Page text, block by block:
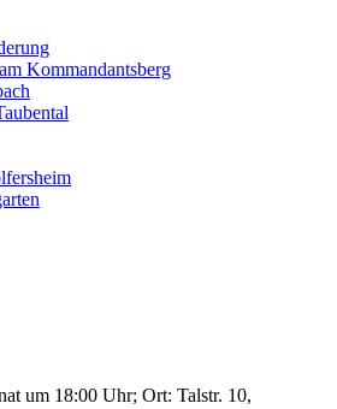
Kommandantsberg
um 18:00 Uhr; Ort: Talstr. 10,